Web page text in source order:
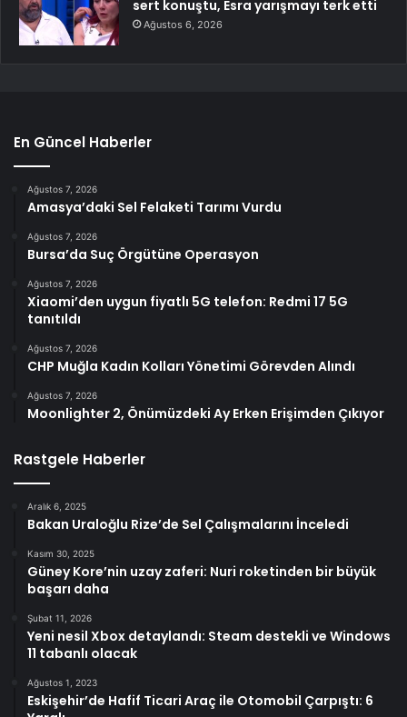
sert konuştu, Esra yarışmayı terk etti
Ağustos 6, 2026
En Güncel Haberler
Ağustos 7, 2026
Amasya’daki Sel Felaketi Tarımı Vurdu
Ağustos 7, 2026
Bursa’da Suç Örgütüne Operasyon
Ağustos 7, 2026
Xiaomi’den uygun fiyatlı 5G telefon: Redmi 17 5G
tanıtıldı
Ağustos 7, 2026
CHP Muğla Kadın Kolları Yönetimi Görevden Alındı
Ağustos 7, 2026
Moonlighter 2, Önümüzdeki Ay Erken Erişimden Çıkıyor
Rastgele Haberler
Aralık 6, 2025
Bakan Uraloğlu Rize’de Sel Çalışmalarını İnceledi
Kasım 30, 2025
Güney Kore’nin uzay zaferi: Nuri roketinden bir büyük
başarı daha
Şubat 11, 2026
Yeni nesil Xbox detaylandı: Steam destekli ve Windows
11 tabanlı olacak
Ağustos 1, 2023
Eskişehir’de Hafif Ticari Araç ile Otomobil Çarpıştı: 6